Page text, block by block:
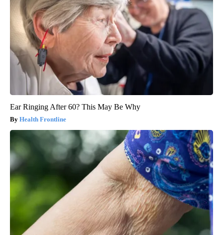
Ear Ringing After 60? This May Be Why
Health Frontline